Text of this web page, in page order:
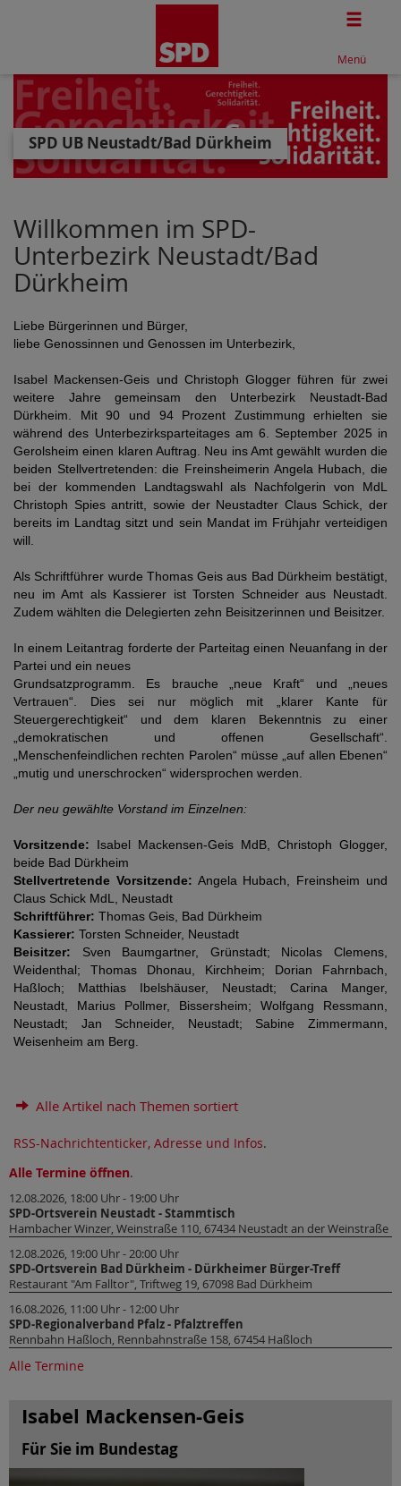
Menü
SPD UB Neustadt/Bad Dürkheim
Willkommen im SPD-
Unterbezirk Neustadt/Bad
Dürkheim
Liebe Bürgerinnen und Bürger,
liebe Genossinnen und Genossen im Unterbezirk,
Isabel Mackensen-Geis und Christoph Glogger führen für zwei
weitere Jahre gemeinsam den Unterbezirk Neustadt-Bad
Dürkheim. Mit 90 und 94 Prozent Zustimmung erhielten sie
während des Unterbezirksparteitages am 6. September 2025 in
Gerolsheim einen klaren Auftrag. Neu ins Amt gewählt wurden die
beiden Stellvertretenden: die Freinsheimerin Angela Hubach, die
bei der kommenden Landtagswahl als Nachfolgerin von MdL
Christoph Spies antritt, sowie der Neustadter Claus Schick, der
bereits im Landtag sitzt und sein Mandat im Frühjahr verteidigen
will.
Als Schriftführer wurde Thomas Geis aus Bad Dürkheim bestätigt,
neu im Amt als Kassierer ist Torsten Schneider aus Neustadt.
Zudem wählten die Delegierten zehn Beisitzerinnen und Beisitzer.
In einem Leitantrag forderte der Parteitag einen Neuanfang in der
Partei und ein neues
Grundsatzprogramm. Es brauche „neue Kraft“ und „neues
Vertrauen“. Dies sei nur möglich mit „klarer Kante für
Steuergerechtigkeit“ und dem klaren Bekenntnis zu einer
„demokratischen und offenen Gesellschaft“.
„Menschenfeindlichen rechten Parolen“ müsse „auf allen Ebenen“
„mutig und unerschrocken“ widersprochen werden.
Der neu gewählte Vorstand im Einzelnen:
Vorsitzende: Isabel Mackensen-Geis MdB, Christoph Glogger,
beide Bad Dürkheim
Stellvertretende Vorsitzende: Angela Hubach, Freinsheim und
Claus Schick MdL, Neustadt
Schriftführer: Thomas Geis, Bad Dürkheim
Kassierer: Torsten Schneider, Neustadt
Beisitzer: Sven Baumgartner, Grünstadt; Nicolas Clemens,
Weidenthal; Thomas Dhonau, Kirchheim; Dorian Fahrnbach,
Haßloch; Matthias Ibelshäuser, Neustadt; Carina Manger,
Neustadt, Marius Pollmer, Bissersheim; Wolfgang Ressmann,
Neustadt; Jan Schneider, Neustadt; Sabine Zimmermann,
Weisenheim am Berg.
Alle Artikel nach Themen sortiert
RSS-Nachrichtenticker, Adresse und Infos.
Alle Termine öffnen.
12.08.2026, 18:00 Uhr - 19:00 Uhr
SPD-Ortsverein Neustadt - Stammtisch
Hambacher Winzer, Weinstraße 110, 67434 Neustadt an der Weinstraße
12.08.2026, 19:00 Uhr - 20:00 Uhr
SPD-Ortsverein Bad Dürkheim - Dürkheimer Bürger-Treff
Restaurant "Am Falltor", Triftweg 19, 67098 Bad Dürkheim
16.08.2026, 11:00 Uhr - 12:00 Uhr
SPD-Regionalverband Pfalz - Pfalztreffen
Rennbahn Haßloch, Rennbahnstraße 158, 67454 Haßloch
Alle Termine
Isabel Mackensen-Geis
Für Sie im Bundestag